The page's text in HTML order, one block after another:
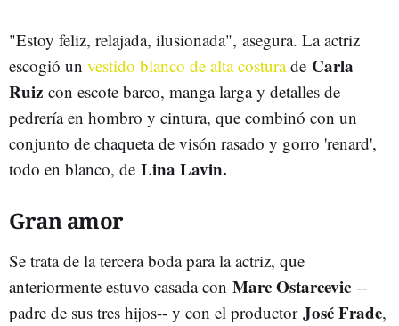
"Estoy feliz, relajada, ilusionada", asegura. La actriz
escogió un vestido blanco de alta costurade Carla
Ruiz con escote barco, manga larga y detalles de
pedrería en hombro y cintura, que combinó con un
conjunto de chaqueta de visón rasado y gorro 'renard',
todo en blanco, de Lina Lavin.
Gran amor
Se trata de la tercera boda para la actriz, que
anteriormente estuvo casada con Marc Ostarcevic --
padre de sus tres hijos-- y con el productor José Frade,